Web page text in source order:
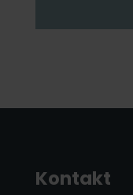
Kontakt